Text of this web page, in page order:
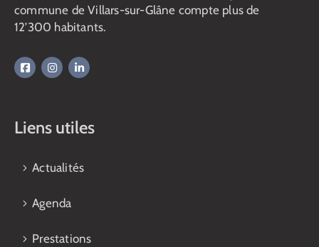
commune de Villars-sur-Glâne compte plus de
12’300 habitants.
Liens utiles
Actualités
Agenda
Prestations